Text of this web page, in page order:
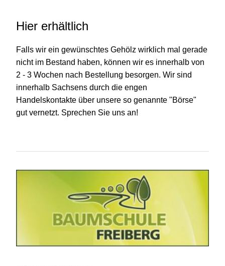
Hier erhältlich
Falls wir ein gewünschtes Gehölz wirklich mal gerade
nicht im Bestand haben, können wir es innerhalb von
2 - 3 Wochen nach Bestellung besorgen. Wir sind
innerhalb Sachsens durch die engen
Handelskontakte über unsere so genannte "Börse"
gut vernetzt. Sprechen Sie uns an!